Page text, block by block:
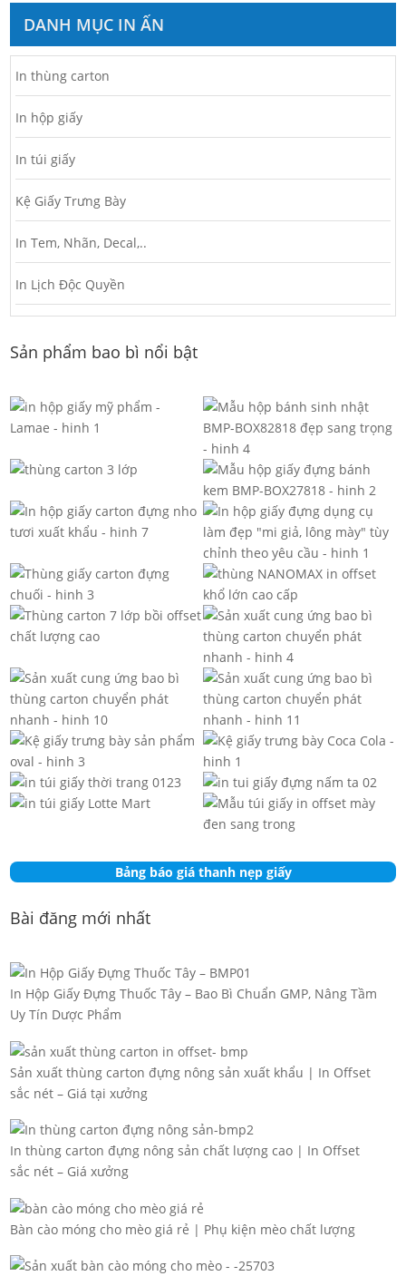
DANH MỤC IN ẤN
In thùng carton
In hộp giấy
In túi giấy
Kệ Giấy Trưng Bày
In Tem, Nhãn, Decal,..
In Lịch Độc Quyền
Sản phẩm bao bì nổi bật
Bảng báo giá thanh nẹp giấy
Bài đăng mới nhất
In Hộp Giấy Đựng Thuốc Tây – Bao Bì Chuẩn GMP, Nâng Tầm
Uy Tín Dược Phẩm
Sản xuất thùng carton đựng nông sản xuất khẩu | In Offset
sắc nét – Giá tại xưởng
In thùng carton đựng nông sản chất lượng cao | In Offset
sắc nét – Giá xưởng
Bàn cào móng cho mèo giá rẻ | Phụ kiện mèo chất lượng